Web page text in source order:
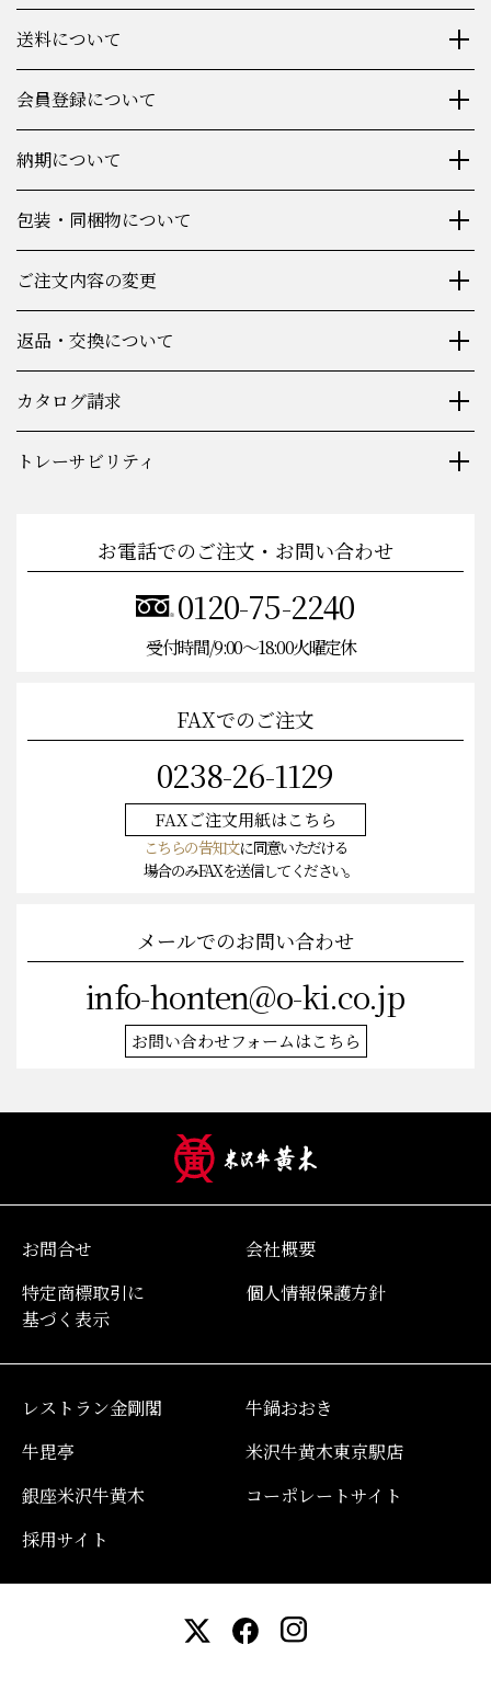
送料について
会員登録について
納期について
包装・同梱物について
ご注文内容の変更
返品・交換について
カタログ請求
トレーサビリティ
お電話でのご注文・お問い合わせ
0120-75-2240
受付時間/9:00〜18:00火曜定休
FAXでのご注文
0238-26-1129
FAXご注文用紙はこちら
こちらの告知文に同意いただける
場合のみFAXを送信してください。
メールでのお問い合わせ
info-honten@o-ki.co.jp
お問い合わせフォームはこちら
お問合せ
会社概要
特定商標取引に
基づく表示
個人情報保護方針
レストラン金剛閣
牛鍋おおき
牛毘亭
米沢牛黄木東京駅店
銀座米沢牛黄木
コーポレートサイト
採用サイト